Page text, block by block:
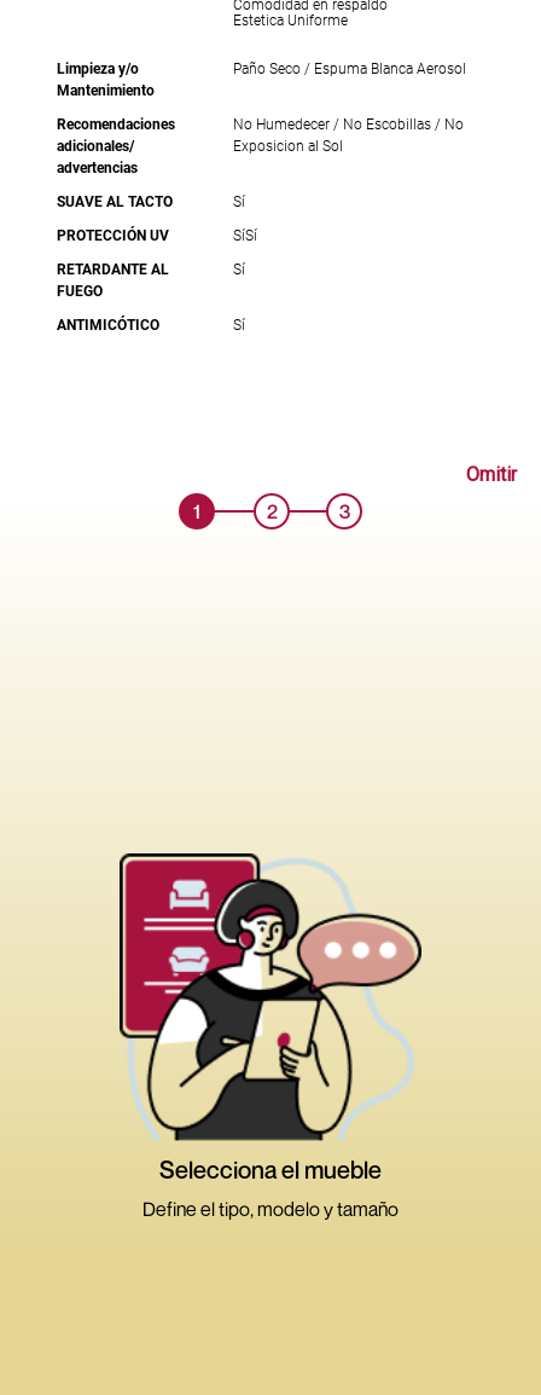
Comodidad en respaldo
Estetica Uniforme
Limpieza y/o
Mantenimiento
Paño Seco / Espuma Blanca Aerosol
Recomendaciones
adicionales/
advertencias
No Humedecer / No Escobillas / No
Exposicion al Sol
SUAVE AL TACTO
Sí
PROTECCIÓN UV
SíSí
RETARDANTE AL
FUEGO
Sí
ANTIMICÓTICO Sí